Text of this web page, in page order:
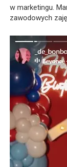
w marketingu.
zawodowych